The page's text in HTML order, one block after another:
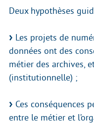
Deux hypothèses
Les projets de
données ont des
métier des archives,
(institutionnelle) ;
Ces conséquences
entre le métier et